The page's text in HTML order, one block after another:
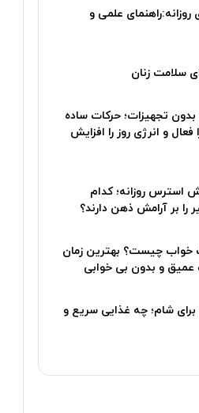
علمی و
سلامت زنان
تجهیزات؛ حرکات ساده
و انرژی روز را افزایش
استرس روزانه؛ کدام
را بر آرامش ذهن دارند؟
خواب چیست؟ بهترین زمان
عمیق و بدون بی خوابی
شام؛ چه غذایی سریع و